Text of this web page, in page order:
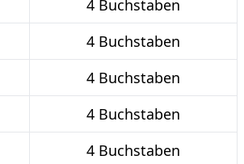
4 Buchstaben
4 Buchstaben
4 Buchstaben
4 Buchstaben
4 Buchstaben